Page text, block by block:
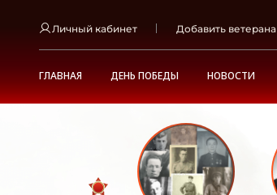
Личный кабинет Добавить ветерана
ГЛАВНАЯ ДЕНЬ ПОБЕДЫ НОВОСТИ